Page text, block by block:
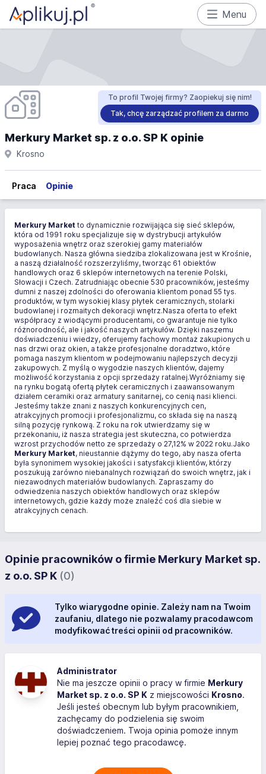
Menu
To profil Twojej firmy? Zaopiekuj się nim!
Tak, chcę zarządzać profilem za darmo
Merkury Market sp. z o.o. SP K opinie
Krosno
Praca Opinie
Merkury Market to dynamicznie rozwijająca się sieć sklepów,
która od 1991 roku specjalizuje się w dystrybucji artykułów
wyposażenia wnętrz oraz szerokiej gamy materiałów
budowlanych. Nasza główna siedziba zlokalizowana jest w Krośnie,
a naszą działalność rozszerzyliśmy, tworząc 61 obiektów
handlowych oraz 6 sklepów internetowych na terenie Polski,
Słowacji i Czech. Zatrudniając obecnie 530 pracowników, jesteśmy
dumni z naszej zdolności do oferowania klientom ponad 55 tys.
produktów, w tym wysokiej klasy płytek ceramicznych, stolarki
budowlanej i rozmaitych dekoracji wnętrz.Nasza oferta to efekt
współpracy z wiodącymi producentami, co gwarantuje nie tylko
różnorodność, ale i jakość naszych artykułów. Dzięki naszemu
doświadczeniu i wiedzy, oferujemy fachowy montaż zakupionych u
nas drzwi oraz okien, a także profesjonalne doradztwo, które
pomaga naszym klientom w podejmowaniu najlepszych decyzji
zakupowych. Z myślą o wygodzie naszych klientów, dajemy
możliwość korzystania z opcji sprzedaży ratalnej.Wyróżniamy się
na rynku bogatą ofertą płytek ceramicznych i zaawansowanym
działem ceramiki oraz armatury sanitarnej, co cenią nasi klienci.
Jesteśmy także znani z naszych konkurencyjnych cen,
atrakcyjnych promocji i profesjonalizmu, co składa się na naszą
silną pozycję rynkową. Z roku na rok utwierdzamy się w
przekonaniu, iż nasza strategia jest skuteczna, co potwierdza
wzrost przychodów netto ze sprzedaży o 27,12% w 2022 roku.Jako
Merkury Market, nieustannie dążymy do tego, aby nasza oferta
była synonimem wysokiej jakości i satysfakcji klientów, którzy
poszukują zarówno niebanalnych rozwiązań do swoich wnętrz, jak i
niezawodnych materiałów budowlanych. Zapraszamy do
odwiedzenia naszych obiektów handlowych oraz sklepów
internetowych, gdzie każdy może znaleźć coś dla siebie w
atrakcyjnych cenach.
Opinie pracowników o firmie Merkury Market sp.
z o.o. SP K (0)
Tylko wiarygodne opinie. Zależy nam na Twoim
zaufaniu, dlatego nie pozwalamy pracodawcom
modyfikować treści opinii od pracowników.
Administrator
Nie ma jeszcze opinii o pracy w firmie Merkury
Market sp. z o.o. SP K z miejscowości Krosno.
Jeśli jesteś obecnym lub byłym pracownikiem,
zachęcamy do podzielenia się swoim
doświadczeniem. Twoja opinia pomoże innym
lepiej poznać tego pracodawcę.